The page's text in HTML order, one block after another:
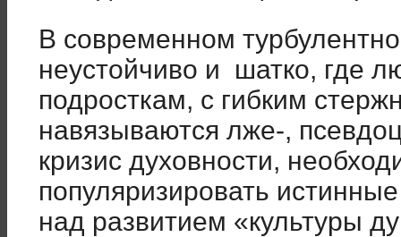
В современном
неустойчиво и шатко, где
подросткам, с гибким
навязываются лже-,
кризис духовности,
популяризировать
над развитием «культуры